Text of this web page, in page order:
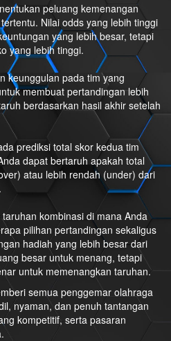
peluang kemenangan
Nilai odds yang lebih tinggi
yang lebih besar, tetapi
yang lebih tinggi.
keunggulan pada tim yang
membuat pertandingan lebih
berdasarkan hasil akhir setelah
prediksi total skor kedua tim
dapat bertaruh apakah total
atau lebih rendah (under) dari
kombinasi di mana Anda
pilihan pertandingan sekaligus
hadiah yang lebih besar dari
besar untuk menang, tetapi
untuk memenangkan taruhan.
semua penggemar olahraga
nyaman, dan penuh tantangan
kompetitif, serta pasaran